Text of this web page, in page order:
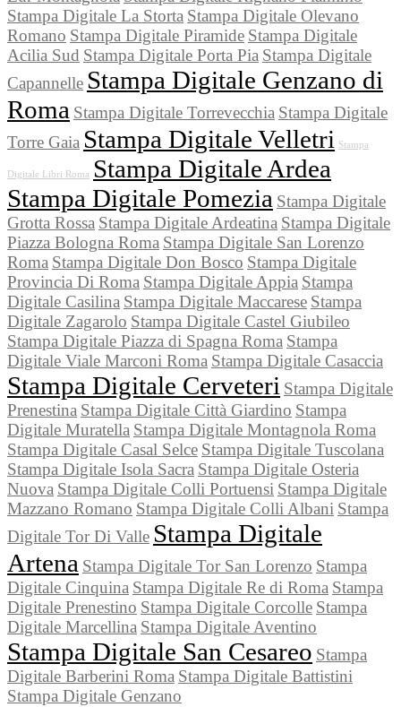
Stampa Digitale La Storta Stampa Digitale Olevano
Romano Stampa Digitale Piramide Stampa Digitale
Acilia Sud Stampa Digitale Porta Pia Stampa Digitale
Capannelle Stampa Digitale Genzano di
Roma Stampa Digitale Torrevecchia Stampa Digitale
Torre Gaia Stampa Digitale Velletri Stampa
Digitale Libri Roma
Stampa Digitale Ardea
Stampa Digitale Pomezia Stampa Digitale
Grotta Rossa Stampa Digitale Ardeatina Stampa Digitale
Piazza Bologna Roma Stampa Digitale San Lorenzo
Roma Stampa Digitale Don Bosco Stampa Digitale
Provincia Di Roma Stampa Digitale Appia Stampa
Digitale Casilina Stampa Digitale Maccarese Stampa
Digitale Zagarolo Stampa Digitale Castel Giubileo
Stampa Digitale Piazza di Spagna Roma Stampa
Digitale Viale Marconi Roma Stampa Digitale Casaccia
Stampa Digitale Cerveteri Stampa Digitale
Prenestina Stampa Digitale Città Giardino Stampa
Digitale Muratella Stampa Digitale Montagnola Roma
Stampa Digitale Casal Selce Stampa Digitale Tuscolana
Stampa Digitale Isola Sacra Stampa Digitale Osteria
Nuova Stampa Digitale Colli Portuensi Stampa Digitale
Mazzano Romano Stampa Digitale Colli Albani Stampa
Digitale Tor Di Valle Stampa Digitale
Artena Stampa Digitale Tor San Lorenzo Stampa
Digitale Cinquina Stampa Digitale Re di Roma Stampa
Digitale Prenestino Stampa Digitale Corcolle Stampa
Digitale Marcellina Stampa Digitale Aventino
Stampa Digitale San Cesareo Stampa
Digitale Barberini Roma Stampa Digitale Battistini
Stampa Digitale Genzano